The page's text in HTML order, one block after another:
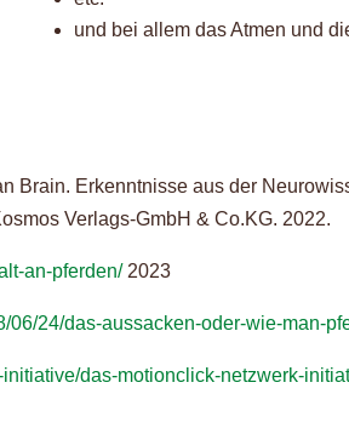
und bei allem das Atmen und
Brain. Erkenntnisse aus der
Verlags-GmbH & Co.KG. 2022.
an-pferden/2023
06/24/das-aussacken-oder-wie-man-
das-motionclick-netzwerk-